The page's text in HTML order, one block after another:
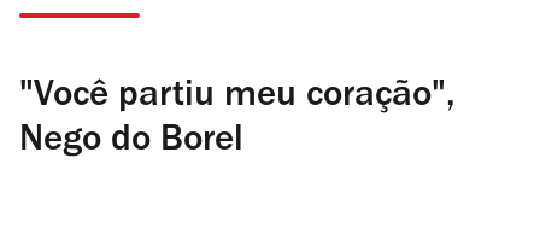
"Você partiu meu coração",
Nego do Borel